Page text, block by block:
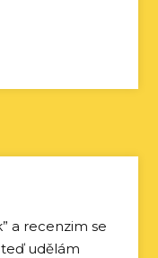
a recenzim se
udělám